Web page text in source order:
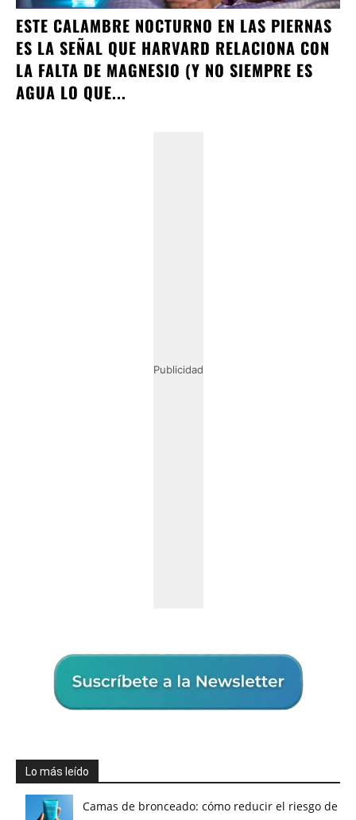
ESTE CALAMBRE NOCTURNO EN LAS PIERNAS
ES LA SEÑAL QUE HARVARD RELACIONA CON
LA FALTA DE MAGNESIO (Y NO SIEMPRE ES
AGUA LO QUE...
Publicidad
Lo más leído
Camas de bronceado: cómo reducir el riesgo de